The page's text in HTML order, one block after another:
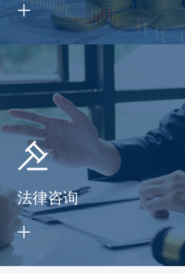
法律咨询